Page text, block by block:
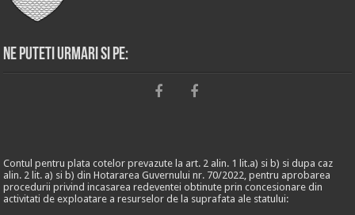
Ne puteti urmari si pe:
Contul pentru plata cotelor prevazute la art. 2 alin. 1 lit.a) si b) si dupa caz
alin. 2 lit. a) si b) din Hotararea Guvernului nr. 70/2022, pentru aprobarea
procedurii privind incasarea redeventei obtinute prin concesionare din
activitati de exploatare a resurselor de la suprafata ale statului: